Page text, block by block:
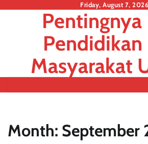
Friday, August 7, 2026
Pendidikan
Masyarakat
Month: September